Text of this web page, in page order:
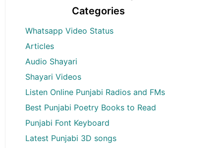
Categories
Whatsapp Video Status
Articles
Audio Shayari
Shayari Videos
Listen Online Punjabi Radios and FMs
Best Punjabi Poetry Books to Read
Punjabi Font Keyboard
Latest Punjabi 3D songs